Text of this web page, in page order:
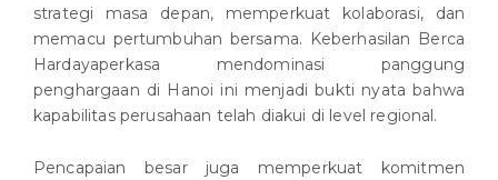
strategi masa depan, memperkuat kolaborasi, dan
memacu pertumbuhan bersama. Keberhasilan Berca
Hardayaperkasa mendominasi panggung
penghargaan di Hanoi ini menjadi bukti nyata bahwa
kapabilitas perusahaan telah diakui di level regional.
Pencapaian besar juga memperkuat komitmen